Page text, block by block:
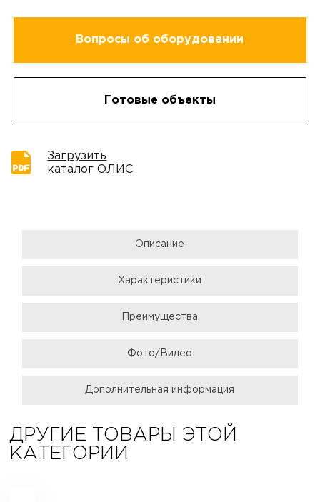
Вопросы об оборудовании
Готовые объекты
Загрузить
каталог ОЛИС
Описание
Характеристики
Преимущества
Фото/Видео
Дополнительная информация
ДРУГИЕ ТОВАРЫ ЭТОЙ
КАТЕГОРИИ